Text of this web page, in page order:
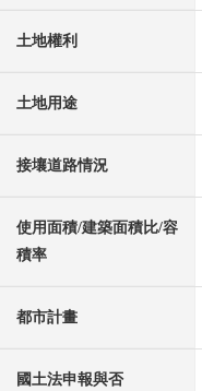
土地權利
土地用途
接壤道路情況
使用面積/建築面積比/容
積率
都市計畫
國土法申報與否